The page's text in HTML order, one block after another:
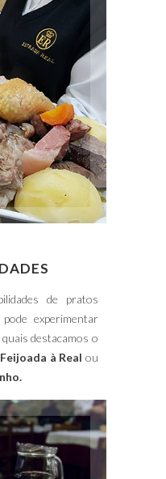
de pratos
experimentar
destacamos o
Feijoada à Real ou